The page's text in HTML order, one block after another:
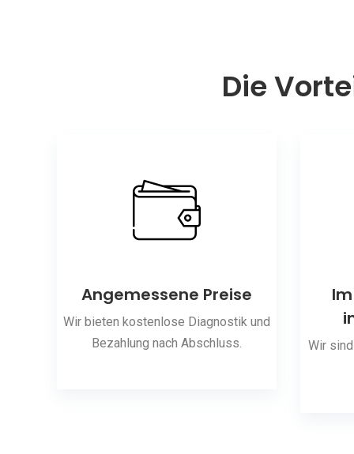
Die
Angemessene Preise
Wir bieten kostenlose Diagnostik und
Bezahlung nach Abschluss.
Wir